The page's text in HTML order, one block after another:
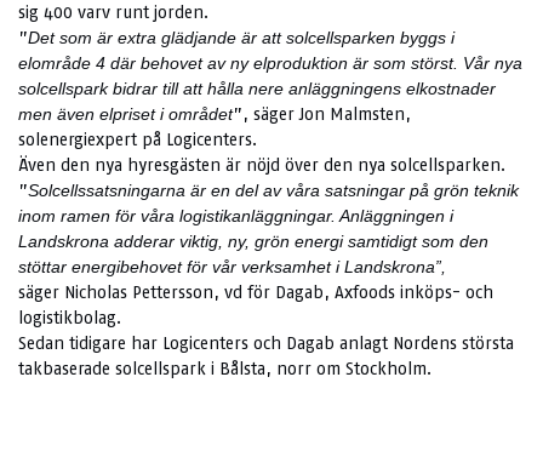
sig 400 varv runt jorden.
”Det som är extra glädjande är att solcellsparken byggs i
elområde 4 där behovet av ny elproduktion är som störst. Vår nya
solcellspark bidrar till att hålla nere anläggningens elkostnader
men även elpriset i området”, säger Jon Malmsten,
solenergiexpert på Logicenters.
Även den nya hyresgästen är nöjd över den nya solcellsparken.
”Solcellssatsningarna är en del av våra satsningar på grön teknik
inom ramen för våra logistikanläggningar. Anläggningen i
Landskrona adderar viktig, ny, grön energi samtidigt som den
stöttar energibehovet för vår verksamhet i Landskrona”,
säger Nicholas Pettersson, vd för Dagab, Axfoods inköps- och
logistikbolag.
Sedan tidigare har Logicenters och Dagab anlagt Nordens största
takbaserade solcellspark i Bålsta, norr om Stockholm.